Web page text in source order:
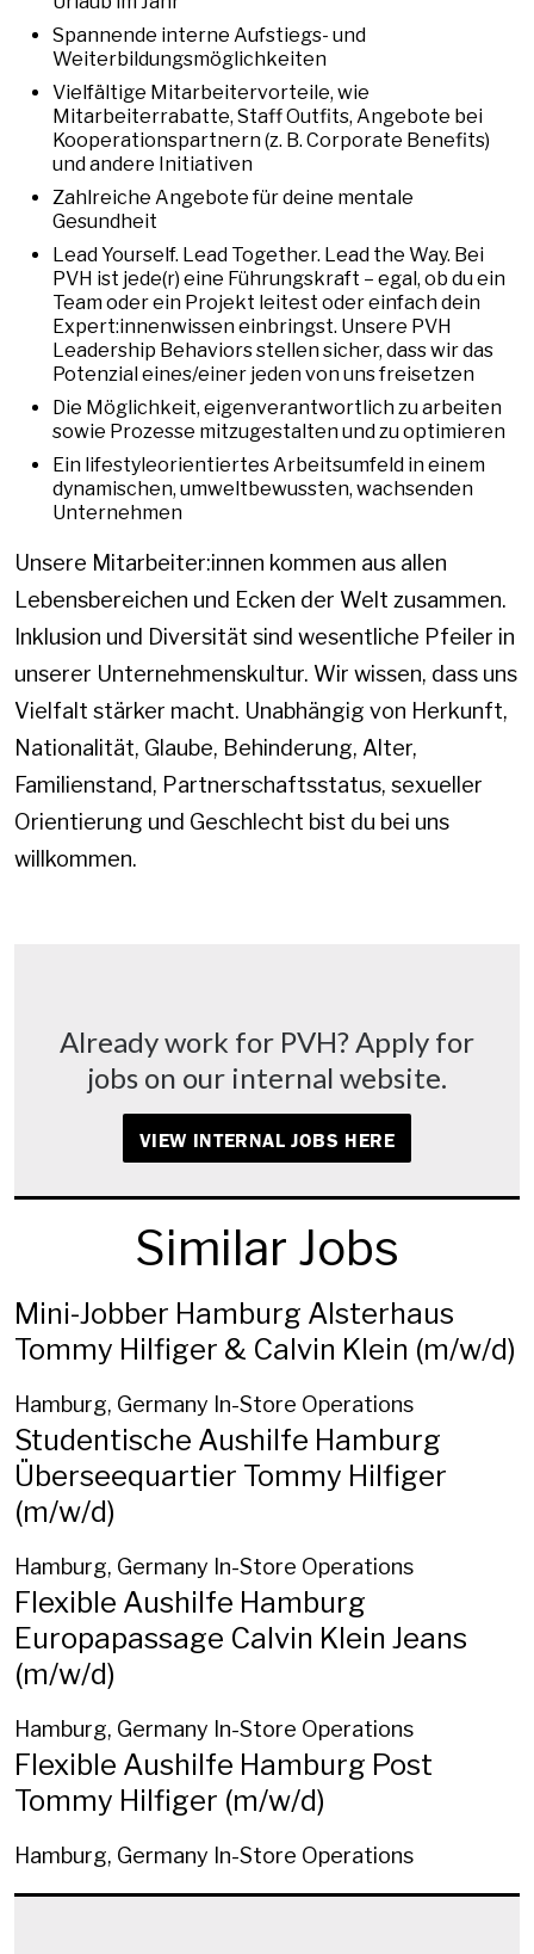
Spannende interne Aufstiegs- und
Weiterbildungsmöglichkeiten
Vielfältige Mitarbeitervorteile, wie
Mitarbeiterrabatte, Staff Outfits, Angebote bei
Kooperationspartnern (z. B. Corporate Benefits)
und andere Initiativen
Zahlreiche Angebote für deine mentale
Gesundheit
Lead Yourself. Lead Together. Lead the Way. Bei
PVH ist jede(r) eine Führungskraft – egal, ob du ein
Team oder ein Projekt leitest oder einfach dein
Expert:innenwissen einbringst. Unsere PVH
Leadership Behaviors stellen sicher, dass wir das
Potenzial eines/einer jeden von uns freisetzen
Die Möglichkeit, eigenverantwortlich zu arbeiten
sowie Prozesse mitzugestalten und zu optimieren
Ein lifestyleorientiertes Arbeitsumfeld in einem
dynamischen, umweltbewussten, wachsenden
Unternehmen
Unsere Mitarbeiter:innen kommen aus allen
Lebensbereichen und Ecken der Welt zusammen.
Inklusion und Diversität sind wesentliche Pfeiler in
unserer Unternehmenskultur. Wir wissen, dass uns
Vielfalt stärker macht. Unabhängig von Herkunft,
Nationalität, Glaube, Behinderung, Alter,
Familienstand, Partnerschaftsstatus, sexueller
Orientierung und Geschlecht bist du bei uns
willkommen.
Already work for PVH? Apply for
jobs on our internal website.
VIEW INTERNAL JOBS HERE
Similar Jobs
Mini-Jobber Hamburg Alsterhaus
Tommy Hilfiger & Calvin Klein (m/w/d)
Hamburg, Germany In-Store Operations
Studentische Aushilfe Hamburg
Überseequartier Tommy Hilfiger
(m/w/d)
Hamburg, Germany In-Store Operations
Flexible Aushilfe Hamburg
Europapassage Calvin Klein Jeans
(m/w/d)
Hamburg, Germany In-Store Operations
Flexible Aushilfe Hamburg Post
Tommy Hilfiger (m/w/d)
Hamburg, Germany In-Store Operations